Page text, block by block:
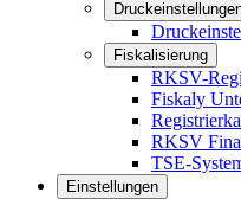
Fiskalisierung
RKSV-
Fiskaly
RKSV
TSE-
Einstellungen